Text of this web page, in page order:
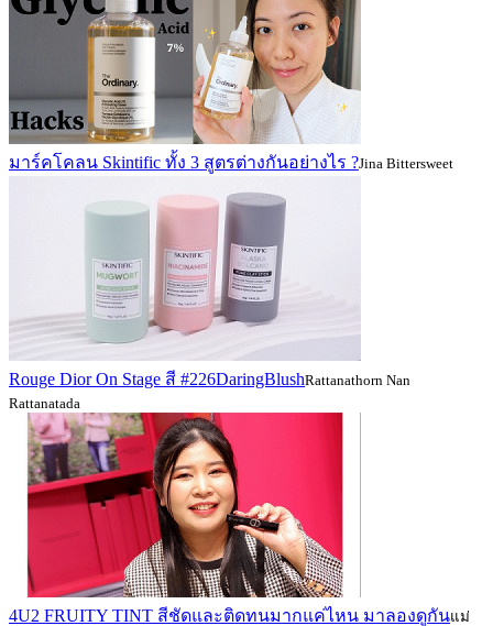
มาร์คโคลน Skintific ทั้ง 3 สูตรต่างกันอย่างไร ?Jina Bittersweet
Rouge Dior On Stage สี #226DaringBlushRattanathorn Nan
Rattanatada
4U2 FRUITY TINT สีชัดและติดทนมากแค่ไหน มาลองดูกันแม่